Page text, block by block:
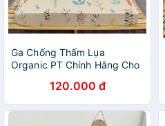
Ga Chống Thấm Lụa
Organic PT Chính Hãng Cho
120.000 đ